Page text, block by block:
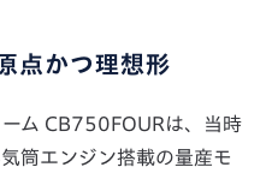
点かつ理想形
ム CB750FOURは、当時
筒エンジン搭載の量産モ